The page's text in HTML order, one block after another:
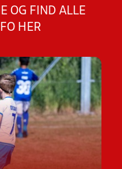
OG FIND ALLE
HER